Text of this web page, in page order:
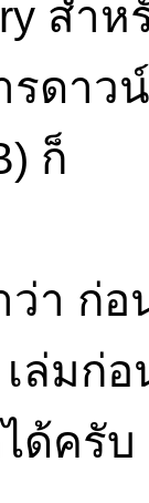
สำ
าวน์
ก็
ก่อน
ล่มก่
ด้ครับ